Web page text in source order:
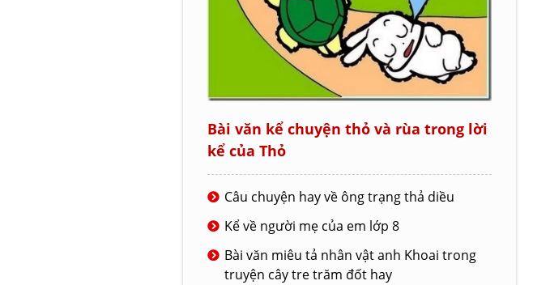
Bài văn kể chuyện thỏ và rùa trong lời
kể của Thỏ
Câu chuyện hay về ông trạng thả diều
Kể về người mẹ của em lớp 8
Bài văn miêu tả nhân vật anh Khoai trong
truyện cây tre trăm đốt hay